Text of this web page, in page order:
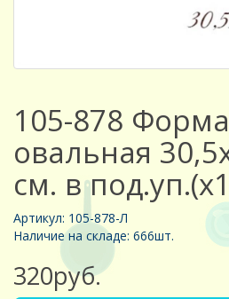
105-878
овальная
см. в
Артикул: 105-878-Л
Наличие на складе: 666шт.
320руб.